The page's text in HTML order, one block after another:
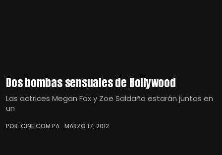
Dos bombas sensuales de Hollywood
Las actrices Megan Fox y Zoe Saldaña estarán juntas en
un
POR: CINE.COM.PA MARZO 17, 2012